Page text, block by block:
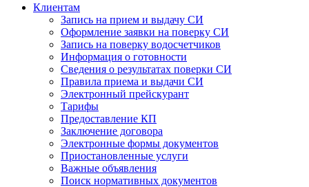
Клиентам
Запись на прием и выдачу СИ
Оформление заявки на поверку СИ
Запись на поверку водосчетчиков
Информация о готовности
Сведения о результатах поверки СИ
Правила приема и выдачи СИ
Электронный прейскурант
Тарифы
Предоставление КП
Заключение договора
Электронные формы документов
Приостановленные услуги
Важные объявления
Поиск нормативных документов